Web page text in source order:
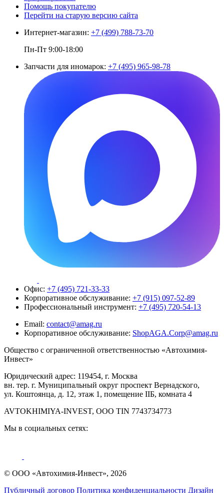
Помощь покупателю
Перейти на старую версию сайта
Интернет-магазин: +7 (499) 788-73-70
Пн-Пт 9:00-18:00
Запчасти для иномарок: +7 (495) 965-98-78
Офис: +7 (495) 721-33-33
Корпоративное обслуживание: +7 (915) 097-52-89
Профессиональный инструмент: +7 (495) 720-54-13
Email: contact@amag.ru
Корпоративное обслуживание: ShopAGA.Corp@amag.ru
Общество с ограниченной ответственностью «Автохимия-
Инвест»
Юридический адрес: 119454, г. Москва
вн. тер. г. Муниципальный округ проспект Вернадского,
ул. Коштоянца, д. 12, этаж 1, помещение IIБ, комната 4
AVTOKHIMIYA-INVEST, OOO TIN 7743734773
Мы в социальных сетях:
© ООО «Автохимия-Инвест», 2026
Публичный договор Политика конфиденциальности Дизайн